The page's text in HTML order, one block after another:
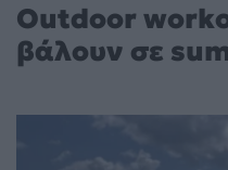
Outdoor
βάλουν σε